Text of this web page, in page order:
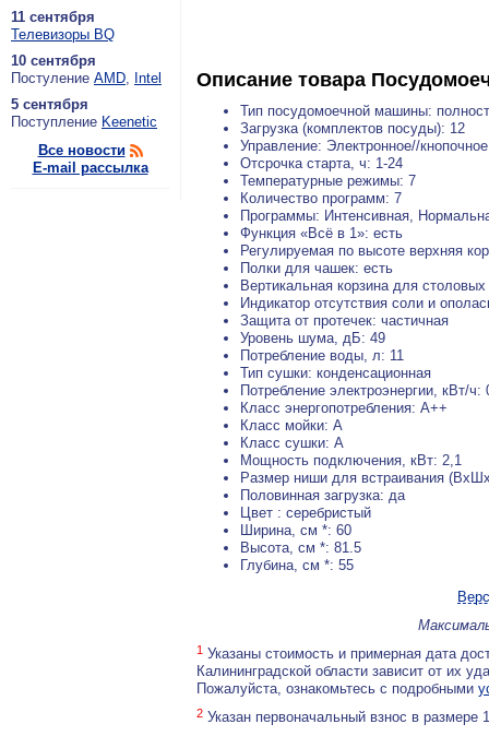
11 сентября
Теле­ви­зо­ры BQ
10 сентября
По­сту­ле­ние AMD, Intel
5 сентября
По­ступ­ле­ние Keenetic
Все новости
E-mail рассылка
Описание товара
Тип посудомоечной машины:
Загрузка (комплектов посуды): 12
Управление: Электронное//кнопочное
Отсрочка старта, ч: 1-24
Температурные режимы: 7
Количество программ: 7
Программы: Интенсивная,
Функция «Всё в 1»: есть
Регулируемая по высоте верхняя
Полки для чашек: есть
Вертикальная корзина для
Индикатор отсутствия соли и
Защита от протечек: частичная
Уровень шума, дБ: 49
Потребление воды, л: 11
Тип сушки: конденсационная
Потребление электроэнергии, кВт/ч:
Класс энергопотребления: А++
Класс мойки: А
Класс сушки: А
Мощность подключения, кВт: 2,1
Размер ниши для встраивания
Половинная загрузка: да
Цвет : серебристый
Ширина, см *: 60
Высота, см *: 81.5
Глубина, см *: 55
1 Указаны стоимость и примерная дата
Калининградской области зависит от их
Пожалуйста, ознакомьтесь с подробными
2 Указан первоначальный взнос в